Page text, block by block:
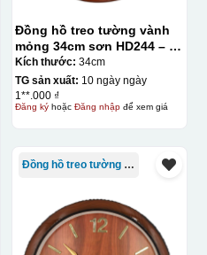
Đồng hồ treo tường vành
mỏng 34cm sơn HD244 – số
in
Kích thước: 34cm
TG sản xuất: 10 ngày ngày
1**.000 ₫
Đăng kýhoặc Đăng nhậpđể xem giá
Đồng hồ treo tường giá rẻ